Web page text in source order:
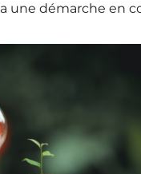
démarche en